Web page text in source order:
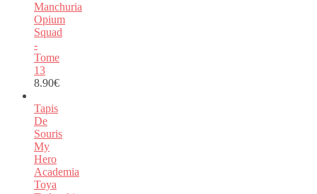
Manchuria
Opium
Squad
-
Tome
13
8.90€
Tapis
De
Souris
My
Hero
Academia
Toya